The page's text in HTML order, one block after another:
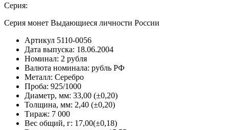
Серия:
Серия монет Выдающиеся личности России
Артикул 5110-0056
Дата выпуска: 18.06.2004
Номинал: 2 рубля
Валюта номинала: рубль РФ
Металл: Серебро
Проба: 925/1000
Диаметр, мм: 33,00 (±0,20)
Толщина, мм: 2,40 (±0,20)
Тираж: 7 000
Вес общий, г: 17,00(±0,18)